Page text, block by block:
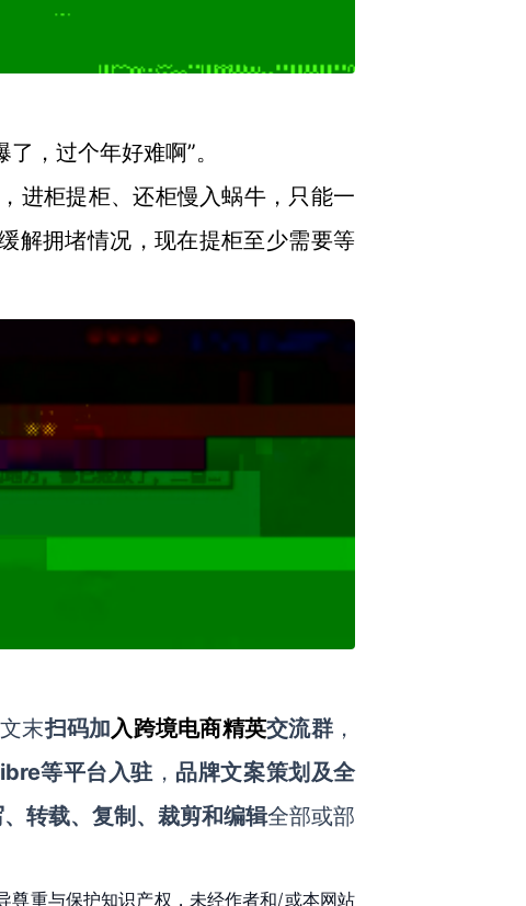
，过个年好难啊”。
进柜提柜、还柜慢入蜗牛，只能一
解拥堵情况，现在提柜至少需要等
末扫码加入 跨境电商精英交流群 ，
等平台入驻 ， 品牌文案策划及全
转载、复制、裁剪和编辑全部或部
尊重与保护知识产权，未经作者和/或本网站